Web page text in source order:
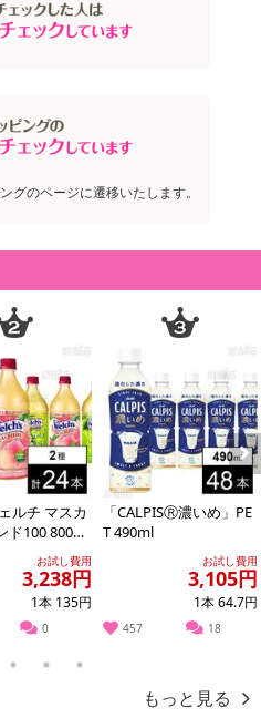
産国・原材料の表記が旧表記の場
い、クレジットカード、dポイン
お届けの日時指定はいたしかね
けない場合、商品の再発送や返
けできません。宅配業者からの
います。また商品によって発送
りお届けする商品は、ご利用いた
を目的としており、転売等は固く
された場合は、サービス利用を停
グのページに遷移いたします。
ルチ マスカ
ド100 800g /
チ1...お試し費用
3,238円
1本 135円
0
「CALPISⓇ濃いめ」PE
T 490ml
お試し費用
3,105円
1本 64.7円
457 18
Next
3 4 5
もっと見る